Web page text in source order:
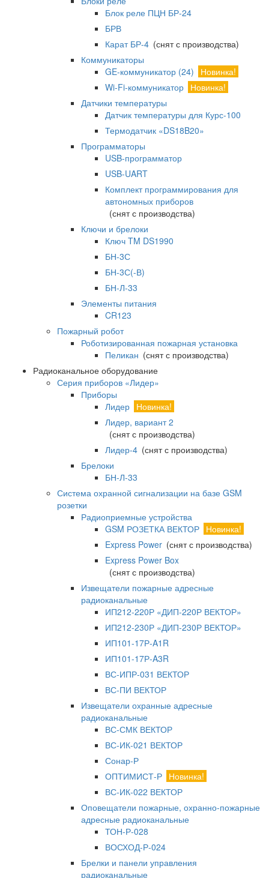
Блок реле ПЦН БР-24
БРВ
Карат БР-4 (снят с производства)
Коммуникаторы
GE-коммуникатор (24)
Новинка!
Wi-Fi-коммуникатор Новинка!
Датчики температуры
Датчик температуры для Курс-100
Термодатчик «DS18B20»
Программаторы
USB-программатор
USB-UART
Комплект программирования для
автономных приборов
(снят с производства)
Ключи и брелоки
Ключ TM DS1990
БН-3С
БН-3С(-В)
БН-Л-33
Элементы питания
CR123
Пожарный робот
Роботизированная пожарная установка
Пеликан (снят с производства)
Радиоканальное оборудование
Серия приборов «Лидер»
Приборы
Лидер Новинка!
Лидер, вариант 2
(снят с производства)
Лидер-4 (снят с производства)
Брелоки
БН-Л-33
Система охранной сигнализации на базе GSM
розетки
Радиоприемные устройства
GSM РОЗЕТКА ВЕКТОР Новинка!
Express Power (снят с производства)
Express Power Box
(снят с производства)
Извещатели пожарные адресные
радиоканальные
ИП212-220Р «ДИП-220Р ВЕКТОР»
ИП212-230Р «ДИП-230Р ВЕКТОР»
ИП101-17Р-A1R
ИП101-17Р-A3R
ВС-ИПР-031 ВЕКТОР
ВС-ПИ ВЕКТОР
Извещатели охранные адресные
радиоканальные
ВС-СМК ВЕКТОР
ВС-ИК-021 ВЕКТОР
Сонар-Р
ОПТИМИСТ-Р Новинка!
ВС-ИК-022 ВЕКТОР
Оповещатели пожарные, охранно-пожарные
адресные радиоканальные
ТОН-Р-028
ВОСХОД-Р-024
Брелки и панели управления
радиоканальные